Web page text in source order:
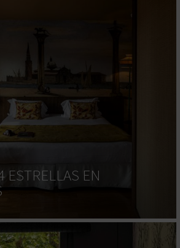
ESTRELLAS EN